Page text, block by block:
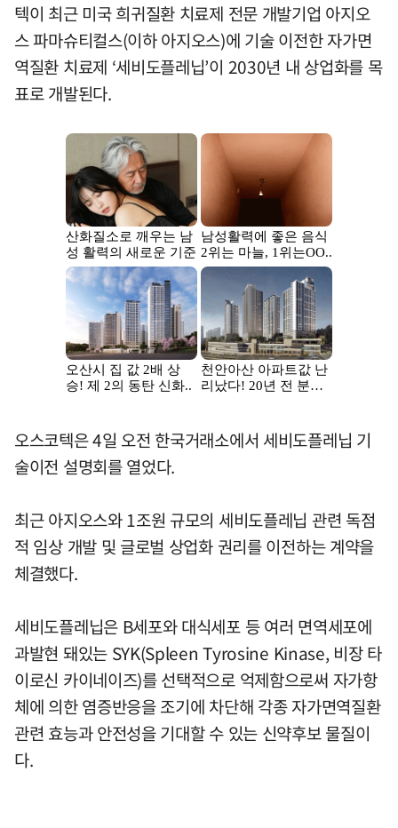
텍이 최근 미국 희귀질환 치료제 전문 개발기업 아지오
스 파마슈티컬스(이하 아지오스)에 기술 이전한 자가면
역질환 치료제 ‘세비도플레닙’이 2030년 내 상업화를 목
표로 개발된다.
오스코텍은 4일 오전 한국거래소에서 세비도플레닙 기
술이전 설명회를 열었다.
최근 아지오스와 1조원 규모의 세비도플레닙 관련 독점
적 임상 개발 및 글로벌 상업화 권리를 이전하는 계약을
체결했다.
세비도플레닙은 B세포와 대식세포 등 여러 면역세포에
과발현 돼있는 SYK(Spleen Tyrosine Kinase, 비장 타
이로신 카이네이즈)를 선택적으로 억제함으로써 자가항
체에 의한 염증반응을 조기에 차단해 각종 자가면역질환
관련 효능과 안전성을 기대할 수 있는 신약후보 물질이
다.